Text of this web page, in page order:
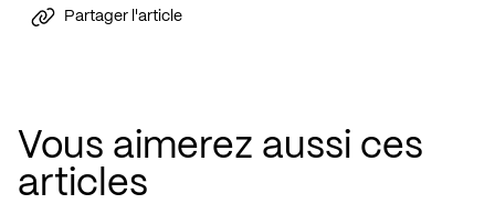
Partager l'article
Vous aimerez aussi ces
articles